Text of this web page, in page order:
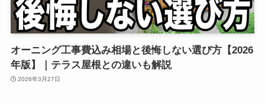
オーニング工事費込み相場と後悔しない選び方【2026
年版】｜テラス屋根との違いも解説
2026年3月27日